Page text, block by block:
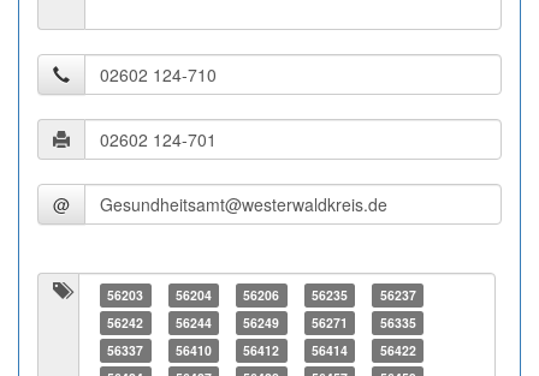
@
56203 56204 56206 56235
56237
56242
56244 56249 56271
56335
56337
56410 56412 56414
56422